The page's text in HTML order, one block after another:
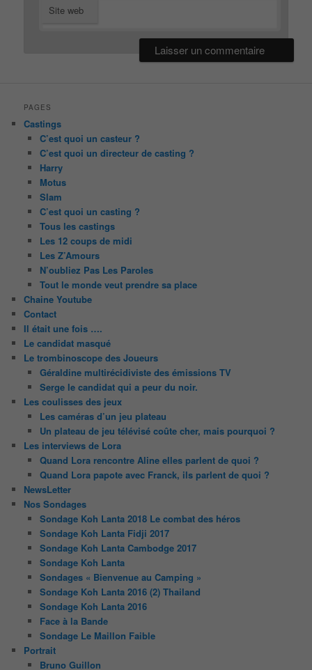
Site web
PAGES
Castings
C’est quoi un casteur ?
C’est quoi un directeur de casting ?
Harry
Motus
Slam
C’est quoi un casting ?
Tous les castings
Les 12 coups de midi
Les Z’Amours
N’oubliez Pas Les Paroles
Tout le monde veut prendre sa place
Chaine Youtube
Contact
Il était une fois ….
Le candidat masqué
Le trombinoscope des Joueurs
Géraldine multirécidiviste des émissions TV
Serge le candidat qui a peur du noir.
Les coulisses des jeux
Les caméras d’un jeu plateau
Un plateau de jeu télévisé coûte cher, mais pourquoi ?
Les interviews de Lora
Quand Lora rencontre Aline elles parlent de quoi ?
Quand Lora papote avec Franck, ils parlent de quoi ?
NewsLetter
Nos Sondages
Sondage Koh Lanta 2018 Le combat des héros
Sondage Koh Lanta Fidji 2017
Sondage Koh Lanta Cambodge 2017
Sondage Koh Lanta
Sondages « Bienvenue au Camping »
Sondage Koh Lanta 2016 (2) Thailand
Sondage Koh Lanta 2016
Face à la Bande
Sondage Le Maillon Faible
Portrait
Bruno Guillon